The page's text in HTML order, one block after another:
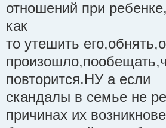
отношений при
как
то утешить
повторится.НУ а если
скандалы в семье не
причинах их